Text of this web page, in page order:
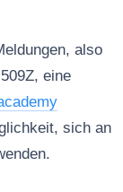
also
eine
sich an